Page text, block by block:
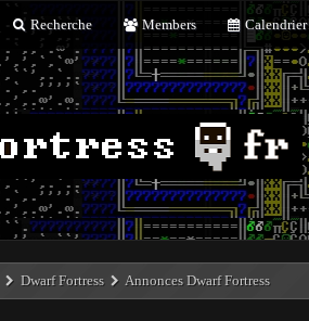
Recherche Members Calendrier
Dwarf Fortress Annonces Dwarf Fortress